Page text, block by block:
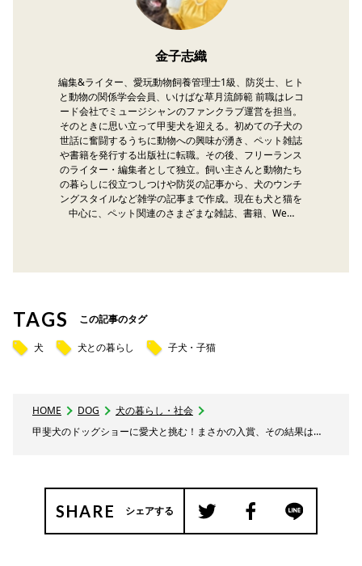
金子志織
編集&ライター、愛玩動物飼養管理士1級、防災士、ヒト
と動物の関係学会会員、いけばな草月流師範 前職はレコ
ード会社でミュージシャンのファンクラブ運営を担当。
そのときに思い立って甲斐犬を迎える。初めての子犬の
世話に奮闘するうちに動物への興味が湧き、ペット雑誌
や書籍を発行する出版社に転職。その後、フリーランス
のライター・編集者として独立。飼い主さんと動物たち
の暮らしに役立つしつけや防災の記事から、犬のウンチ
ングスタイルなど雑学の記事まで作成。現在も犬と猫を
中心に、ペット関連のさまざまな雑誌、書籍、We…
TAGS この記事のタグ
犬 犬との暮らし 子犬・子猫
HOME DOG
犬の暮らし・社会
甲斐犬のドッグショーに愛犬と挑む！まさかの入賞、その結果は…
SHARE シェアする